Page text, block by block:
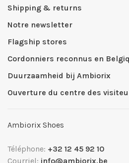
Shipping & returns
Notre newsletter
Flagship stores
Cordonniers reconnus en
Duurzaamheid bij Ambiorix
Ouverture du centre des
Ambiorix Shoes
Téléphone: +32 12 45 92 10
Courriel: info@ambiorix.be